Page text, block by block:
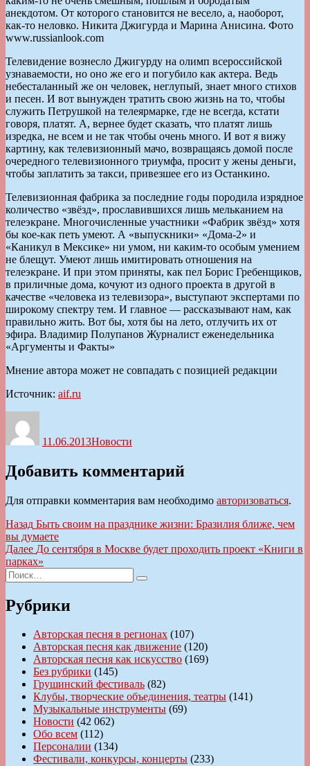
анекдотом. От которого становится не весело, а, наоборот,
как-то неловко. Никита Джигурда и Марина Анисина. Фото
www.russianlook.com
Телевидение вознесло Джигурду на олимп всероссийской
узнаваемости, но оно же его и погубило как актера. Ведь
небесталанный же он человек, неглупый, знает много стихов
и песен. И вот вынужден тратить свою жизнь на то, чтобы
служить Петрушкой на телеярмарке, где не всегда, кстати
говоря, платят. А, вернее будет сказать, что платят лишь
изредка, не всем и не так чтобы очень много. И вот я вижу
картину, как телевизионный мачо, возвращаясь домой после
очередного телевизионного триумфа, просит у жены деньги,
чтобы заплатить за такси, привезшее его из Останкино.
Телевизионная фабрика за последние годы породила изрядное
количество «звёзд», прославившихся лишь мельканием на
телеэкране. Многочисленные участники «Фабрик звёзд» хотя
бы кое-как петь умеют. А «выпускники» «Дома-2» и
«Каникул в Мексике» ни умом, ни каким-то особым умением
не блещут. Умеют лишь имитировать отношения на
телеэкране. И при этом приняты, как пел Борис Гребенщиков,
в приличные дома, кочуют из одного проекта в другой в
качестве «человека из телевизора», выступают экспертами по
широкому спектру тем. И главное — рассказывают нам, как
правильно жить. Вот бы, хотя бы на лето, отлучить их от
эфира. Владимир Полупанов Журналист еженедельника
«Аргументы и Факты»
Мнение автора может не совпадать с позицией редакции
Источник: aif.ru
11.06.2013Новости
Добавить комментарий
Для отправки комментария вам необходимо авторизоваться.
Навигация
по
записям
Назад Предыдущая
запись:
Быть своим на празднике жизни: Бразилия ближе, чем
вы думаете
Далее Следующая
запись:
До сентября в Москве будет проходить проект «Книги в
парках»
Искать:
Поиск
Рубрики
Авторская песня в регионах (107)
Авторская песня как движение (120)
Авторская песня как искусство (169)
Без рубрики (145)
Грушинский фестиваль (82)
Клубы, творческие объединения, театры (141)
Музыкальные инструменты (69)
Новости (42 062)
Обо всем (112)
Персоналии (134)
Фестивали, конкурсы, концерты (233)